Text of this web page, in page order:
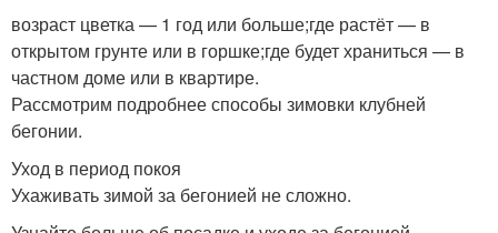
возраст цветка — 1 год или больше;где растёт — в
открытом грунте или в горшке;где будет храниться — в
частном доме или в квартире.
Рассмотрим подробнее способы зимовки клубней
бегонии.
Уход в период покоя
Ухаживать зимой за бегонией не сложно.